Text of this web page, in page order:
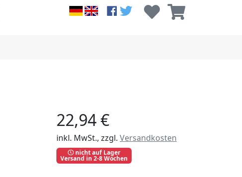
22,94 €
inkl. MwSt., zzgl. Versandkosten
nicht auf Lager
Versand in 2-8 Wochen